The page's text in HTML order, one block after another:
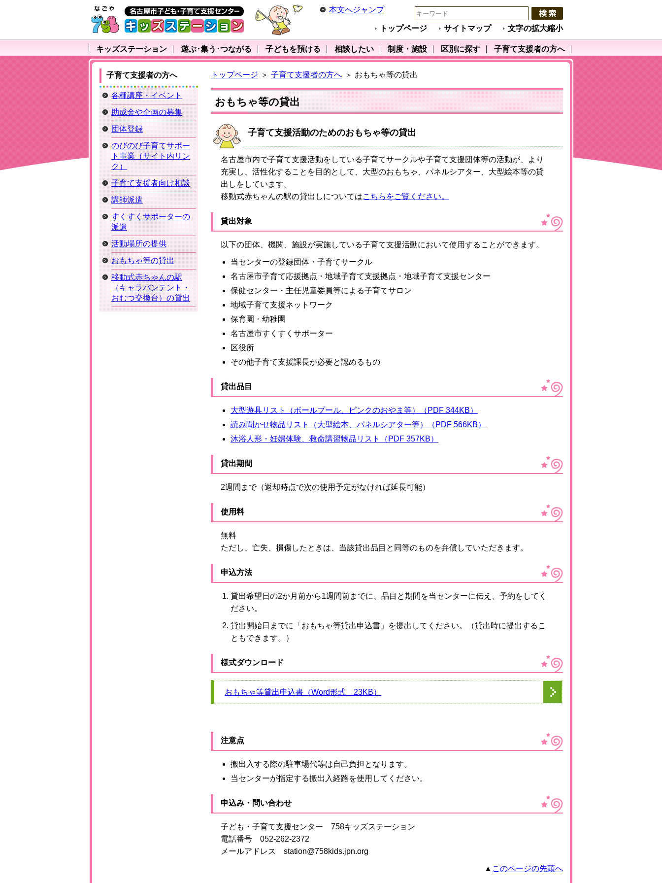
本文へジャンプ
トップページ サイトマップ 文字の拡大縮小
キッズステーション 遊ぶ･集う･つながる 子どもを預ける 相談したい 制度・施設 区別に探す 子育て支援者の方へ
トップページ > 子育て支援者の方へ > おもちゃ等の貸出
おもちゃ等の貸出
子育て支援活動のためのおもちゃ等の貸出
名古屋市内で子育て支援活動をしている子育てサークルや子育て支援団体等の活動が、より
充実し、活性化することを目的として、大型のおもちゃ、パネルシアター、大型絵本等の貸
出しをしています。
移動式赤ちゃんの駅の貸出しについてはこちらをご覧ください。
貸出対象
以下の団体、機関、施設が実施している子育て支援活動において使用することができます。
当センターの登録団体・子育てサークル
名古屋市子育て応援拠点・地域子育て支援拠点・地域子育て支援センター
保健センター・主任児童委員等による子育てサロン
地域子育て支援ネットワーク
保育園・幼稚園
名古屋市すくすくサポーター
区役所
その他子育て支援課長が必要と認めるもの
貸出品目
大型遊具リスト（ボールプール、ピンクのおやま等）（PDF 344KB）
読み聞かせ物品リスト（大型絵本、パネルシアター等）（PDF 566KB）
沐浴人形・妊婦体験、救命講習物品リスト（PDF 357KB）
貸出期間
2週間まで（返却時点で次の使用予定がなければ延長可能）
使用料
無料
ただし、亡失、損傷したときは、当該貸出品目と同等のものを弁償していただきます。
申込方法
貸出希望日の2か月前から1週間前までに、品目と期間を当センターに伝え、予約をしてく
ださい。
貸出開始日までに「おもちゃ等貸出申込書」を提出してください。（貸出時に提出するこ
ともできます。）
様式ダウンロード
おもちゃ等貸出申込書（Word形式 23KB）
注意点
搬出入する際の駐車場代等は自己負担となります。
当センターが指定する搬出入経路を使用してください。
申込み・問い合わせ
子ども・子育て支援センター 758キッズステーション
電話番号 052-262-2372
メールアドレス station@758kids.jpn.org
▲ このページの先頭へ
子育て支援者の方へ
各種講座・イベント
助成金や企画の募集
団体登録
のびのび子育てサポー
ト事業（サイト内リン
ク）
子育て支援者向け相談
講師派遣
すくすくサポーターの
派遣
活動場所の提供
おもちゃ等の貸出
移動式赤ちゃんの駅
（キャラバンテント・
おむつ交換台）の貸出